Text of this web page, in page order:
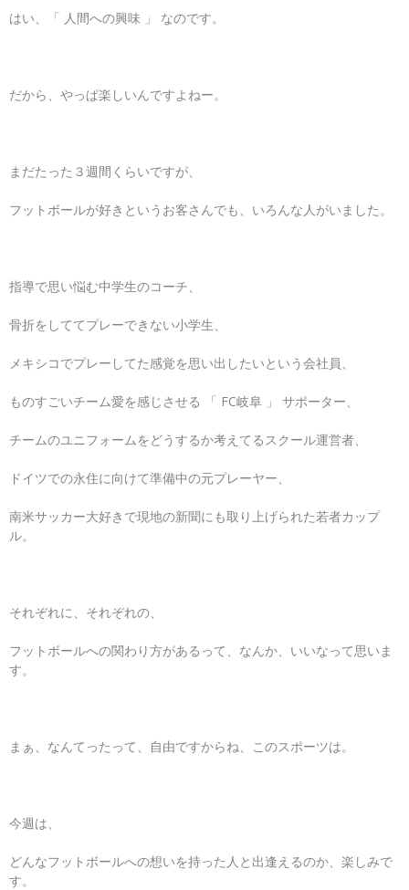
はい、「 人間への興味 」 なのです。
だから、やっぱ楽しいんですよねー。
まだたった３週間くらいですが、
フットボールが好きというお客さんでも、いろんな人がいました。
指導で思い悩む中学生のコーチ、
骨折をしててプレーできない小学生、
メキシコでプレーしてた感覚を思い出したいという会社員、
ものすごいチーム愛を感じさせる 「 FC岐阜 」 サポーター、
チームのユニフォームをどうするか考えてるスクール運営者、
ドイツでの永住に向けて準備中の元プレーヤー、
南米サッカー大好きで現地の新聞にも取り上げられた若者カップ
ル。
それぞれに、それぞれの、
フットボールへの関わり方があるって、なんか、いいなって思いま
す。
まぁ、なんてったって、自由ですからね、このスポーツは。
今週は、
どんなフットボールへの想いを持った人と出逢えるのか、楽しみで
す。